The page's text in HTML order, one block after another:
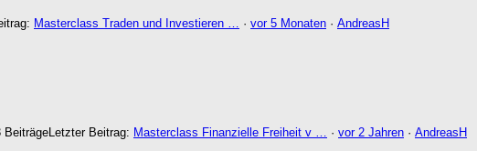
Masterclass Traden und Investieren … · vor 5 Monaten · AndreasH
BeiträgeLetzter Beitrag: Masterclass Finanzielle Freiheit v … · vor 2 Jahren · AndreasH